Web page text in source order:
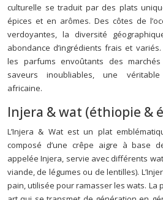
culturelle se traduit par des plats
épices et en arômes. Des côtes de
verdoyantes, la diversité
abondance d’ingrédients frais et
les parfums envoûtants des
saveurs inoubliables, une véritable
africaine.
Injera & wat (éthiopie &
L’Injera & Wat est un plat
composé d’une crêpe aigre à base
appelée Injera, servie avec différents
viande, de légumes ou de lentilles).
pain, utilisée pour ramasser les wats. La